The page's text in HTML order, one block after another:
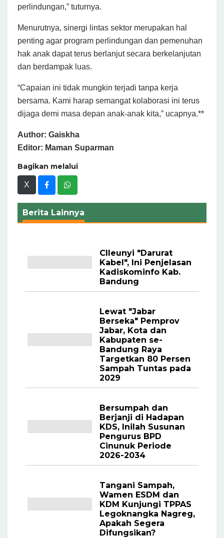
perlindungan,” tuturnya.
Menurutnya, sinergi lintas sektor merupakan hal
penting agar program perlindungan dan pemenuhan
hak anak dapat terus berlanjut secara berkelanjutan
dan berdampak luas.
“Capaian ini tidak mungkin terjadi tanpa kerja
bersama. Kami harap semangat kolaborasi ini terus
dijaga demi masa depan anak-anak kita,” ucapnya.**
Author: Gaiskha
Editor: Maman Suparman
Bagikan melalui
X
Berita Lainnya
CIleunyi "Darurat
Kabel", Ini Penjelasan
Kadiskominfo Kab.
Bandung
Lewat "Jabar
Berseka" Pemprov
Jabar, Kota dan
Kabupaten se-
Bandung Raya
Targetkan 80 Persen
Sampah Tuntas pada
2029
Bersumpah dan
Berjanji di Hadapan
KDS, Inilah Susunan
Pengurus BPD
Cinunuk Periode
2026-2034
Tangani Sampah,
Wamen ESDM dan
KDM Kunjungi TPPAS
Legoknangka Nagreg,
Apakah Segera
Difungsikan?